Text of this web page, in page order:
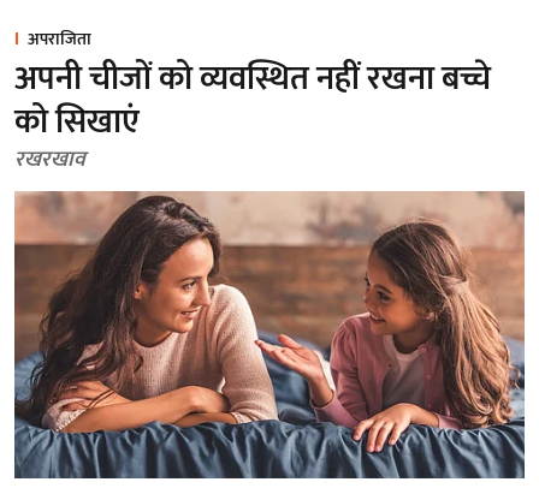
अपराजिता
अपनी चीजों को व्यवस्थित नहीं रखना बच्चे
को सिखाएं
रखरखाव